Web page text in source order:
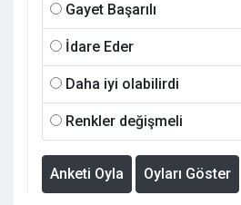
Gayet Başarılı
İdare Eder
Daha iyi olabilirdi
Renkler değişmeli
Anketi Oyla Oyları Göster